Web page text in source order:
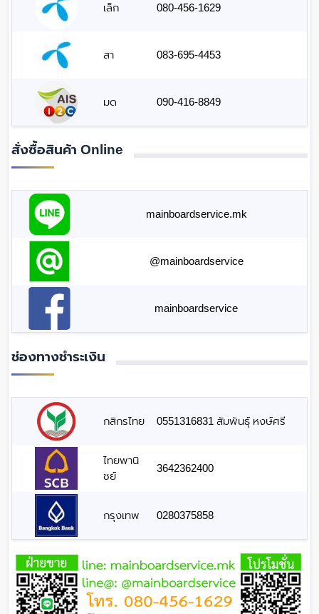
เล็ก 080-456-1629
สา 083-695-4453
มด 090-416-8849
สั่งซื้อสินค้า Online
mainboardservice.mk
@mainboardservice
mainboardservice
ช่องทางชำระเงิน
กสิกรไทย 0551316831 สัมพันธุ์ หงษ์ศรี
ไทยพานิ
ชย์
3642362400
กรุงเทพ 0280375858